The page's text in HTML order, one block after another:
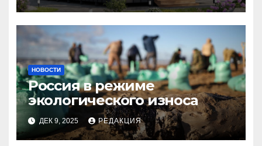
НОВОСТИ
Россия в режиме
экологического износа
ДЕК 9, 2025 РЕДАКЦИЯ